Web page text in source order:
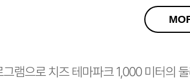
램으로 치즈 테마파크 1,000 미터의